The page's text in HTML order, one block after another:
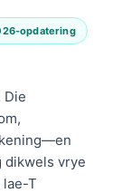
opdatering
Die
dikwels vrye
T